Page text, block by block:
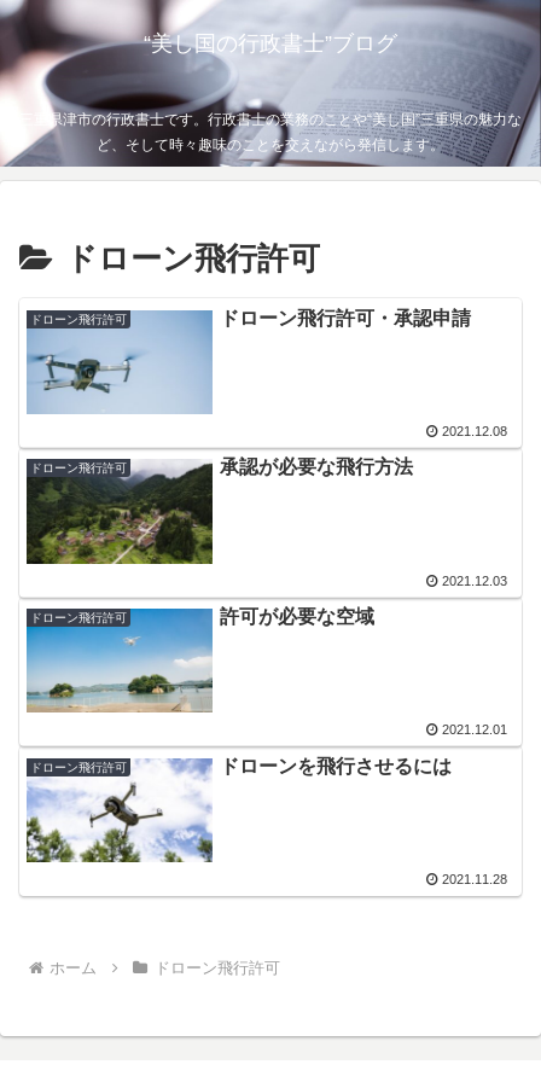
“美し国の行政書士”ブログ
三重県津市の行政書士です。行政書士の業務のことや“美し国”三重県の魅力な
ど、そして時々趣味のことを交えながら発信します。
ドローン飛行許可
ドローン飛行許可 ドローン飛行許可・承認申請
2021.12.08
ドローン飛行許可 承認が必要な飛行方法
2021.12.03
ドローン飛行許可 許可が必要な空域
2021.12.01
ドローン飛行許可 ドローンを飛行させるには
2021.11.28
ホーム ドローン飛行許可